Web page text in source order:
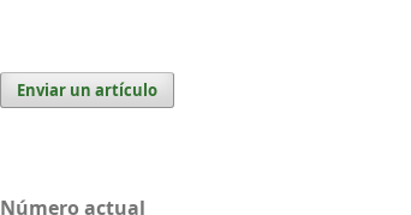
Enviar un artículo
Número actual